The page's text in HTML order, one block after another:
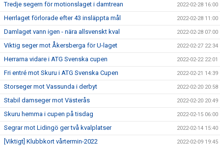
Tredje segern för motionslaget i damtrean 2022-02-28 16:00
Herrlaget förlorade efter 43 insläppta mål 2022-02-28 11:00
Damlaget vann igen - nära allsvenskt kval 2022-02-28 07:00
Viktig seger mot Åkersberga för U-laget 2022-02-27 22:34
Herrarna vidare i ATG Svenska cupen 2022-02-22 22:01
Fri entré mot Skuru i ATG Svenska Cupen 2022-02-21 14:39
Storseger mot Vassunda i derbyt 2022-02-20 20:58
Stabil damseger mot Västerås 2022-02-20 20:49
Skuru hemma i cupen på tisdag 2022-02-15 06:00
Segrar mot Lidingö ger två kvalplatser 2022-02-14 15:40
[Viktigt] Klubbkort vårtermin-2022 2022-02-09 19:45